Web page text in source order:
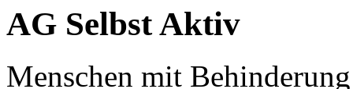
AG Selbst Aktiv
Menschen mit